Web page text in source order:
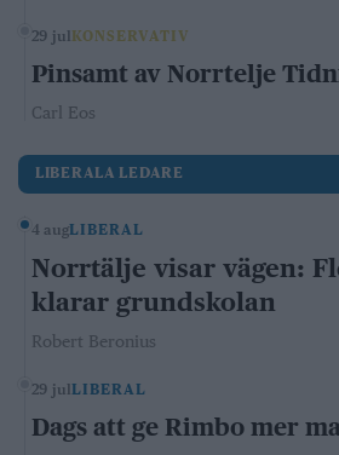
29 jul KONSERVATIV
Pinsamt av Norrtelje
Carl Eos
LIBERALA LEDARE
4 augLIBERAL
Norrtälje visar vägen:
klarar grundskolan
Robert Beronius
29 julLIBERAL
Dags att ge Rimbo mer